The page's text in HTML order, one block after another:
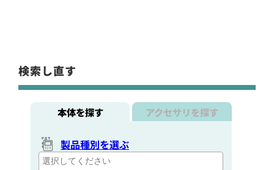
検索し直す
本体を探す アクセサリを探す
製品種別を選ぶ